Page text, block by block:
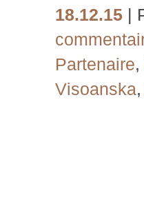
18.12.15 |
Partenaire,
Visoanska,